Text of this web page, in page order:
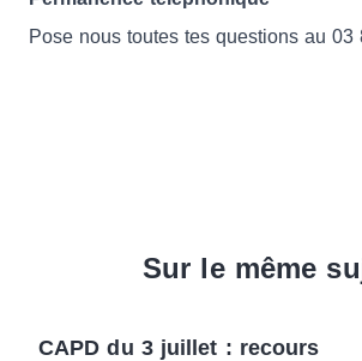
Pose nous toutes tes questions au 03
Sur le même
CAPD du 3 juillet : recours